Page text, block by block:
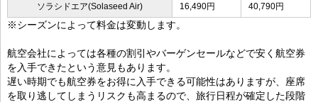
ソラシドエア(Solaseed Air) 16,490円 40,790円
※シーズンによって料金は変動します。
航空会社によっては各種の割引やバーゲンセールなどで安く航空券
を入手できたという意見もあります。
遅い時期でも航空券をお得に入手できる可能性はありますが、座席
を取り逃してしまうリスクも高まるので、旅行日程が確定した段階